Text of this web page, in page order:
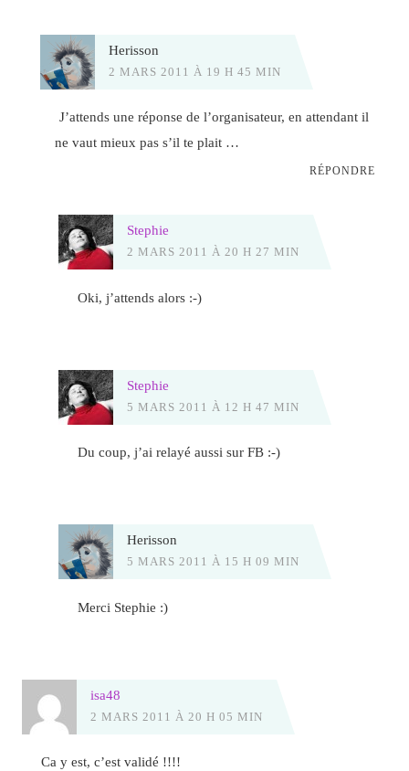
Herisson
2 MARS 2011 À 19 H 45 MIN
J’attends une réponse de l’organisateur, en attendant il
ne vaut mieux pas s’il te plait …
RÉPONDRE
Stephie
2 MARS 2011 À 20 H 27 MIN
Oki, j’attends alors :-)
Stephie
5 MARS 2011 À 12 H 47 MIN
Du coup, j’ai relayé aussi sur FB :-)
Herisson
5 MARS 2011 À 15 H 09 MIN
Merci Stephie :)
isa48
2 MARS 2011 À 20 H 05 MIN
Ca y est, c’est validé !!!!